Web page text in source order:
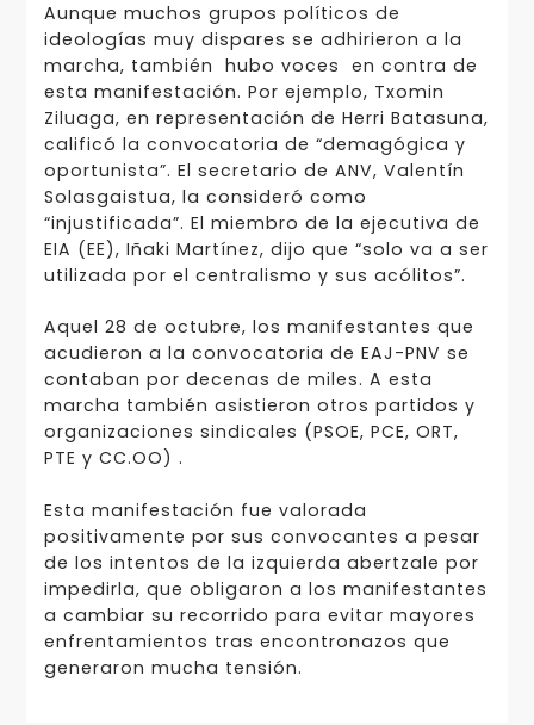
Aunque muchos grupos políticos de
ideologías muy dispares se adhirieron a la
marcha, también hubo voces en contra de
esta manifestación. Por ejemplo, Txomin
Ziluaga, en representación de Herri Batasuna,
calificó la convocatoria de “demagógica y
oportunista”. El secretario de ANV, Valentín
Solasgaistua, la consideró como
“injustificada”. El miembro de la ejecutiva de
EIA (EE), Iñaki Martínez, dijo que “solo va a ser
utilizada por el centralismo y sus acólitos”.
Aquel 28 de octubre, los manifestantes que
acudieron a la convocatoria de EAJ-PNV se
contaban por decenas de miles. A esta
marcha también asistieron otros partidos y
organizaciones sindicales (PSOE, PCE, ORT,
PTE y CC.OO) .
Esta manifestación fue valorada
positivamente por sus convocantes a pesar
de los intentos de la izquierda abertzale por
impedirla, que obligaron a los manifestantes
a cambiar su recorrido para evitar mayores
enfrentamientos tras encontronazos que
generaron mucha tensión.